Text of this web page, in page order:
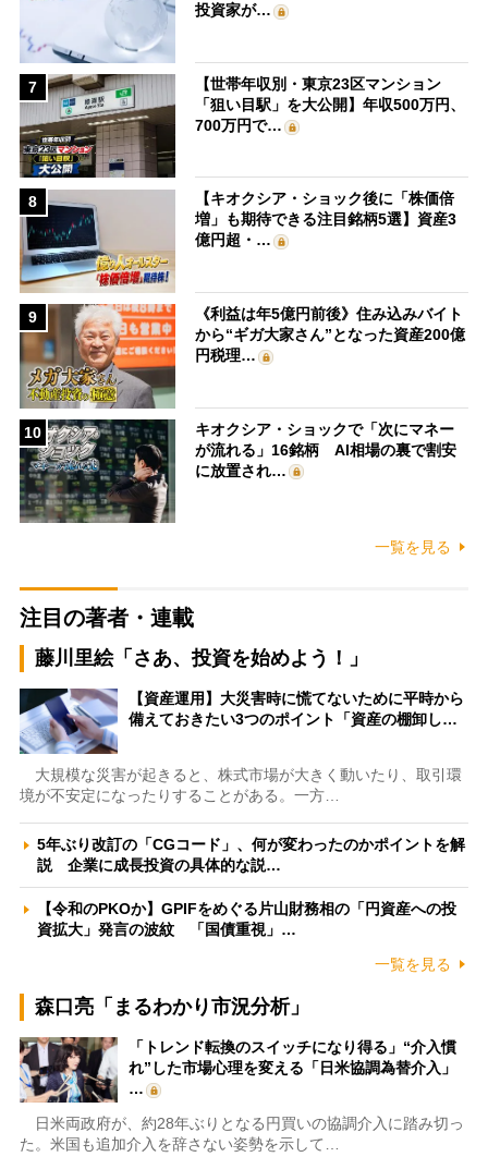
投資家が…
7
【世帯年収別・東京23区マンション
「狙い目駅」を大公開】年収500万円、
700万円で…
8
【キオクシア・ショック後に「株価倍
増」も期待できる注目銘柄5選】資産3
億円超・…
9
《利益は年5億円前後》住み込みバイト
から“ギガ大家さん”となった資産200億
円税理…
10
キオクシア・ショックで「次にマネー
が流れる」16銘柄 AI相場の裏で割安
に放置され…
一覧を見る
注目の著者・連載
藤川里絵「さあ、投資を始めよう！」
【資産運用】大災害時に慌てないために平時から
備えておきたい3つのポイント「資産の棚卸し…
大規模な災害が起きると、株式市場が大きく動いたり、取引環
境が不安定になったりすることがある。一方…
5年ぶり改訂の「CGコード」、何が変わったのかポイントを解
説 企業に成長投資の具体的な説…
【令和のPKOか】GPIFをめぐる片山財務相の「円資産への投
資拡大」発言の波紋 「国債重視」…
一覧を見る
森口亮「まるわかり市況分析」
「トレンド転換のスイッチになり得る」“介入慣
れ”した市場心理を変える「日米協調為替介入」
…
日米両政府が、約28年ぶりとなる円買いの協調介入に踏み切っ
た。米国も追加介入を辞さない姿勢を示して…